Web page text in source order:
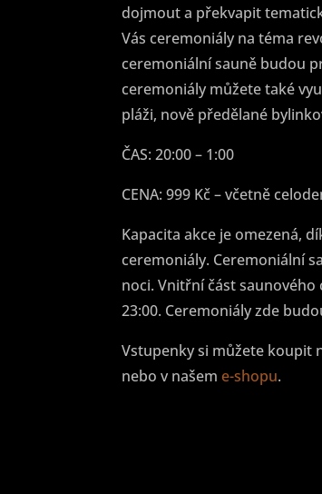
dojmout a překvapit
Vás ceremoniály na téma
ceremoniální sauně budou
ceremoniály můžete také
pláži, nově předělané
ČAS: 20:00 – 1:00
CENA: 999 Kč – včetně
Kapacita akce je omezená,
ceremoniály. Ceremoniální
noci. Vnitřní část
23:00. Ceremoniály zde
Vstupenky si můžete koupit
nebo v našem e-shopu.